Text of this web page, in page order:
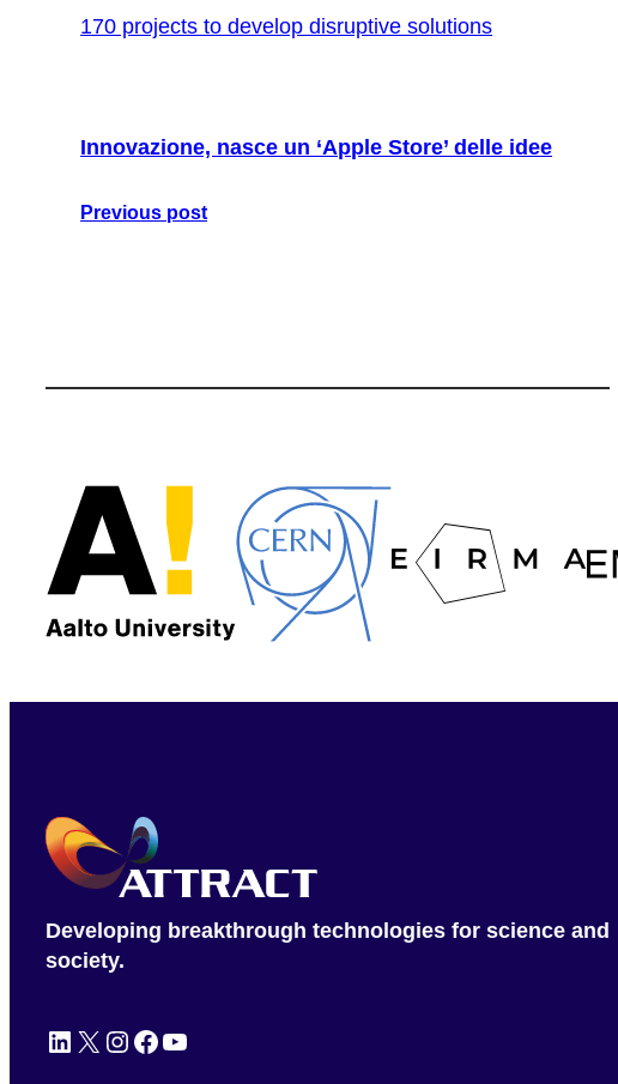
170 projects to develop disruptive solutions
Innovazione, nasce un ‘Apple Store’ delle idee
Previous post
Developing breakthrough technologies for science and
society.
LinkedIn X Instagram Facebook YouTube